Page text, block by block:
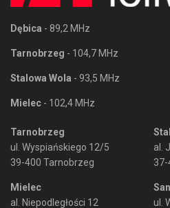
Dębica - 89,2 MHz
Tarnobrzeg - 104,7 MHz
Stalowa Wola - 93,5 MHz
Mielec - 102,4 MHz
Tarnobrzeg
ul. Wyspiańskiego 12/5
39-400 Tarnobrzeg
Mielec
al. Niepodległości 12
al.
37-
ul.